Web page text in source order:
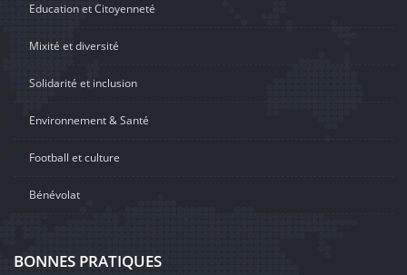
Education et Citoyenneté
Mixité et diversité
Solidarité et inclusion
Environnement & Santé
Football et culture
Bénévolat
BONNES PRATIQUES